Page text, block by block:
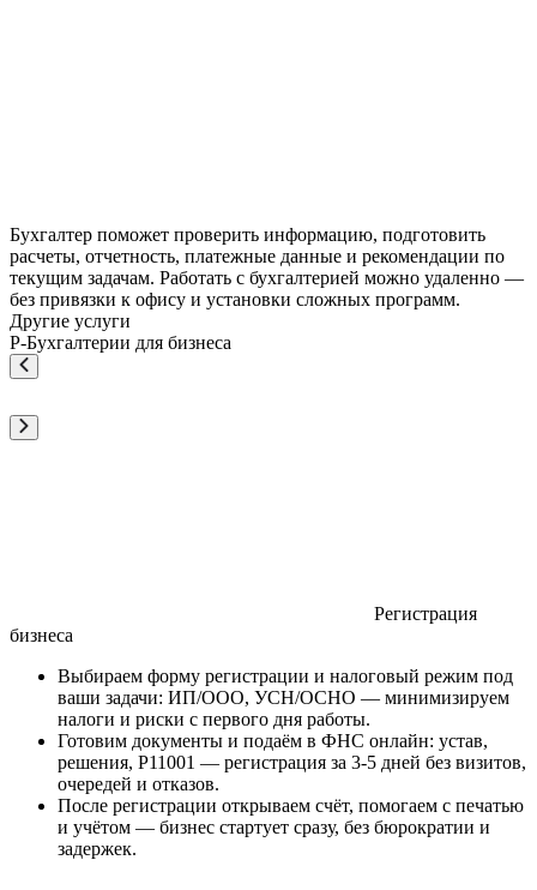
Бухгалтер поможет проверить информацию, подготовить
расчеты, отчетность, платежные данные и рекомендации по
текущим задачам. Работать с бухгалтерией можно удаленно —
без привязки к офису и установки сложных программ.
Другие услуги
Р-Бухгалтерии для бизнеса
Регистрация
бизнеса
Выбираем форму регистрации и налоговый режим под
ваши задачи: ИП/ООО, УСН/ОСНО — минимизируем
налоги и риски с первого дня работы.
Готовим документы и подаём в ФНС онлайн: устав,
решения, Р11001 — регистрация за 3-5 дней без визитов,
очередей и отказов.
После регистрации открываем счёт, помогаем с печатью
и учётом — бизнес стартует сразу, без бюрократии и
задержек.